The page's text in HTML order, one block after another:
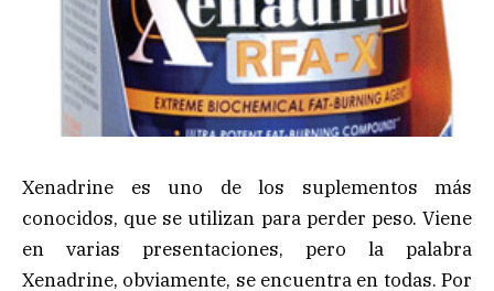
Xenadrine es uno de los suplementos más
conocidos, que se utilizan para perder peso. Viene
en varias presentaciones, pero la palabra
Xenadrine, obviamente, se encuentra en todas. Por